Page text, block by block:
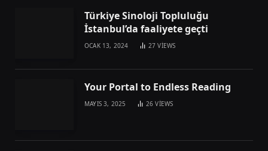
Türkiye Sinoloji Topluluğu
İstanbul’da faaliyete geçti
OCAK 13, 2024 27VIEWS
Your Portal to Endless Reading
MAYIS 3, 2025 26VIEWS